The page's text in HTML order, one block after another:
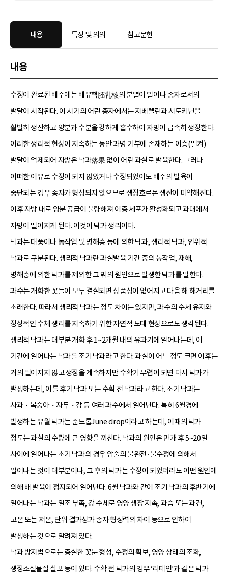
내용 특징 및 의의 참고문헌
내용
수정이 완료된 배주에는 배유핵胚乳核의 분열이 일어나 종자로서의
발달이 시작된다. 이 시기의 어린 종자에서는 지베렐린과 시토키닌을
활발히 생산하고 양분과 수분을 강하게 흡수하여 자방이 급속히 생장한다.
이러한 생리적 현상이 지속하는 동안 과병 기부에 존재하는 이층(떨켜)
발달이 억제되어 자방은 낙과落果 없이 어린 과실로 발육한다. 그러나
어떠한 이유로 수정이 되지 않았거나 수정되었어도 배주의 발육이
중단되는 경우 종자가 형성되지 않으므로 생장호르몬 생산이 미약해진다.
이후 자방 내로 양분 공급이 불량해져 이층 세포가 활성화되고 과대에서
자방이 떨어지게 된다. 이것이 낙과 생리이다.
낙과는 태풍이나 농작업 및 병해충 등에 의한 낙과, 생리적 낙과, 인위적
낙과로 구분된다. 생리적 낙과란 과실발육 기간 중의 농작업, 재해,
병해충에 의한 낙과를 제외한 그 밖의 원인으로 발생한 낙과를 말한다.
과수는 개화한 꽃들이 모두 결실되면 상품성이 없어지고 다음 해 해거리를
초래한다. 따라서 생리적 낙과는 정도 차이는 있지만, 과수의 수세 유지와
정상적인 수체 생리를 지속하기 위한 자연적 도태 현상으로도 생각된다.
생리적 낙과는 대부분 개화 후 1~2개월 내의 유과기에 일어나는데, 이
기간에 일어나는 낙과를 조기 낙과라고 한다. 과실이 어느 정도 크면 이후는
거의 떨어지지 않고 생장을 계속하지만 수확기 무렵이 되면 다시 낙과가
발생하는데, 이를 후기 낙과 또는 수확 전 낙과라고 한다. 조기 낙과는
사과・복숭아・자두・감 등 여러 과수에서 일어난다. 특히 6월경에
발생하는 유월 낙과는 준드롭June drop이라고 하는데, 이때의 낙과
정도는 과실의 수량에 큰 영향을 끼친다. 낙과의 원인은 만개 후 5~20일
사이에 일어나는 초기 낙과의 경우 암술의 불완전·불수정에 의해서
일어나는 것이 대부분이나, 그 후의 낙과는 수정이 되었더라도 어떤 원인에
의해 배 발육이 정지되어 일어난다. 6월 낙과와 같이 조기 낙과의 후반기에
일어나는 낙과는 일조 부족, 강 수세로 영양 생장 지속, 과습 또는 과건,
고온 또는 저온, 단위 결과성과 종자 형성력의 차이 등으로 인하여
발생하는 것으로 알려져 있다.
낙과 방지법으로는 충실한 꽃눈 형성, 수정의 확보, 영양 상태의 조화,
생장조절물질 살포 등이 있다. 수확 전 낙과의 경우 ‘리테인’과 같은 낙과